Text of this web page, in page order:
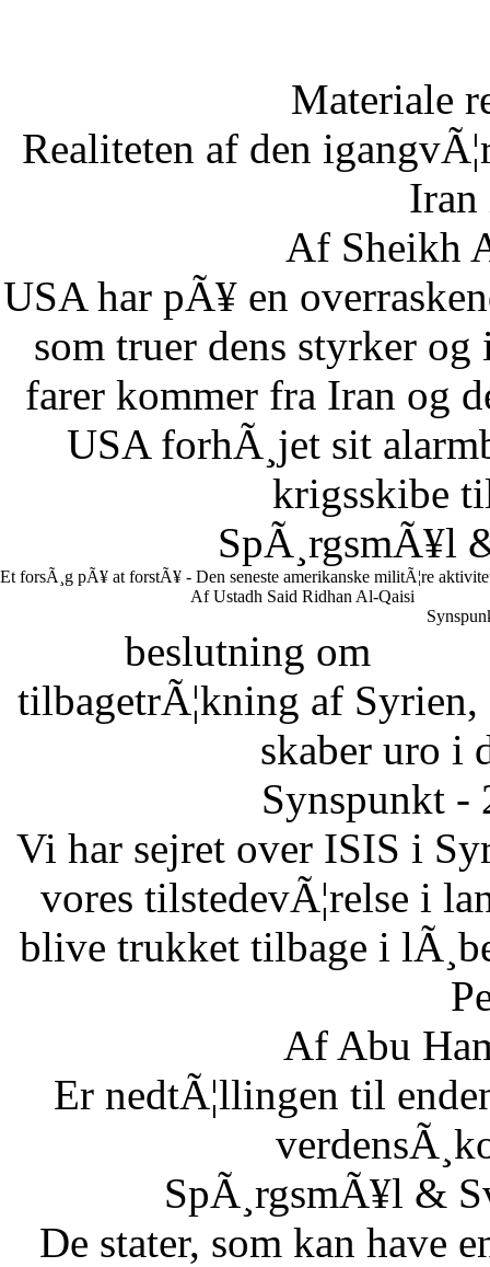
Materiale
Realiteten af den
Iran
Af Sheikh
USA har pÃ¥ en
som truer dens styrker og
farer kommer fra Iran og
USA forhÃ¸jet sit
krigsskibe
SpÃ¸rgsmÃ¥l
Et forsÃ¸g pÃ¥ at forstÃ¥ - Den seneste amerikanske militÃ¦re
Af Ustadh Said Ridhan Al-Qaisi
beslutning om
tilbagetrÃ¦kning af Syrien,
skaber uro i
Synspunkt -
Vi har sejret over ISIS i
vores tilstedevÃ¦relse i
blive trukket tilbage i
Af Abu
Er nedtÃ¦llingen til
SpÃ¸rgsmÃ¥l &
De stater, som kan have